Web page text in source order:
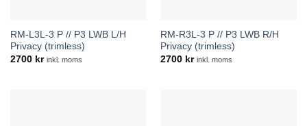
RM-L3L-3 P // P3 LWB L/H
Privacy (trimless)
2700 kr inkl. moms
RM-R3L-3 P // P3 LWB R/H
Privacy (trimless)
2700 kr inkl. moms